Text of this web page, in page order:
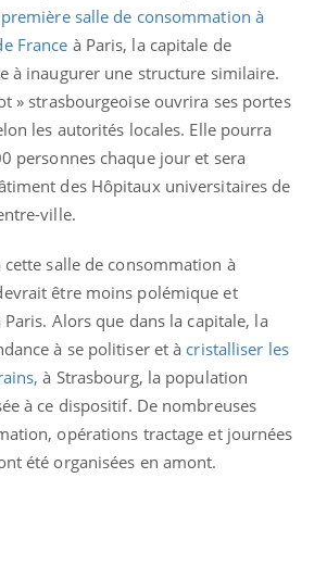
salle de consommation à
France à Paris, la capitale de
à inaugurer une structure similaire.
» strasbourgeoise ouvrira ses portes
les autorités locales. Elle pourra
personnes chaque jour et sera
des Hôpitaux universitaires de
ville.
cette salle de consommation à
être moins polémique et
Paris. Alors que dans la capitale, la
à se politiser et à cristalliser les
à Strasbourg, la population
à ce dispositif. De nombreuses
opérations tractage et journées
été organisées en amont.